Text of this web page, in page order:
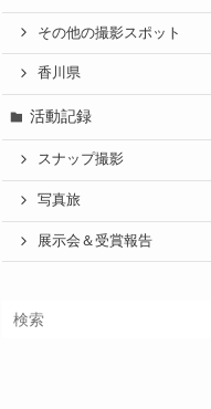
その他の撮影スポット
香川県
活動記録
スナップ撮影
写真旅
展示会＆受賞報告